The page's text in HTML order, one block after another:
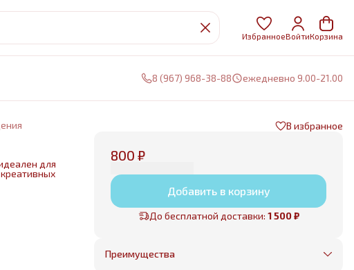
ИзбранноеВойтиКорзина
8 (967) 968-38-88 ежедневно 9.00-21.00
для
в
из
шару не
В избранное
800 ₽
Добавить в корзину
До бесплатной доставки: 1 500 ₽
Преимущества
Оплата частями в Сплит